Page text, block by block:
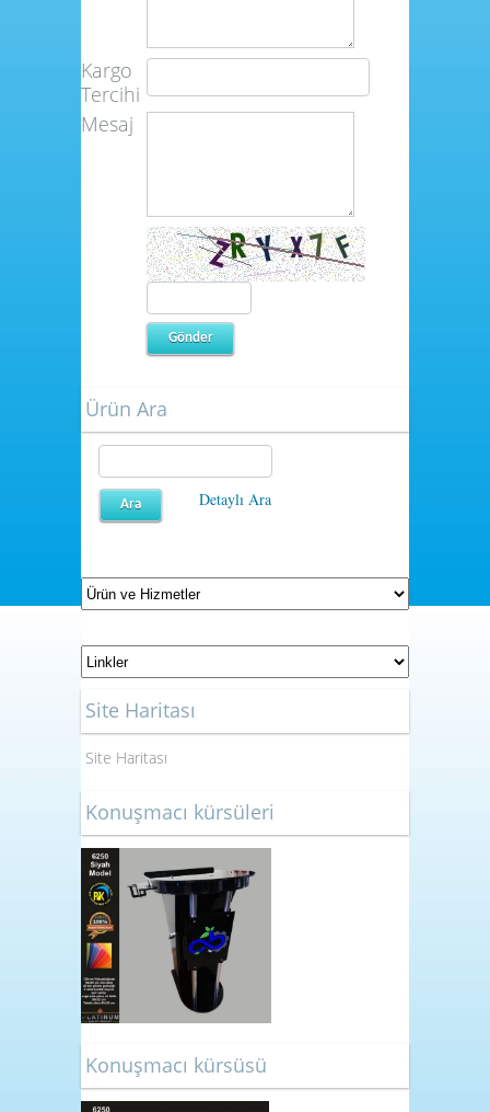
Kargo
Tercihi
Mesaj
Ürün Ara
Detaylı Ara
Site Haritası
Site Haritası
Konuşmacı kürsüleri
Konuşmacı kürsüsü